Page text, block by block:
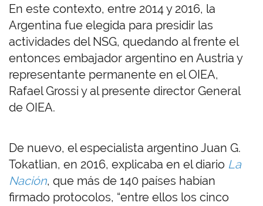
En este contexto, entre 2014 y 2016, la
Argentina fue elegida para presidir las
actividades del NSG, quedando al frente el
entonces embajador argentino en Austria y
representante permanente en el OIEA,
Rafael Grossi y al presente director General
de OIEA.
De nuevo, el especialista argentino Juan G.
Tokatlian, en 2016, explicaba en el diario La
Nación, que más de 140 países habían
firmado protocolos, “entre ellos los cinco